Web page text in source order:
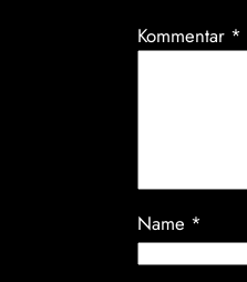
Kommentar *
Name *